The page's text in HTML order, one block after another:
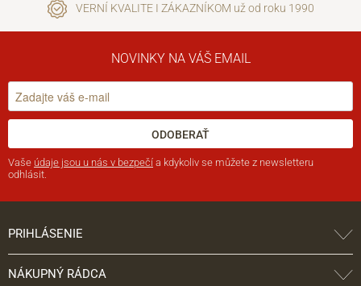
VERNÍ KVALITE I ZÁKAZNÍKOM už od roku 1990
NOVINKY NA VÁŠ EMAIL
ODOBERAŤ
Vaše údaje jsou u nás v bezpečí a kdykoliv se můžete z newsletteru
odhlásit.
PRIHLÁSENIE
NÁKUPNÝ RÁDCA